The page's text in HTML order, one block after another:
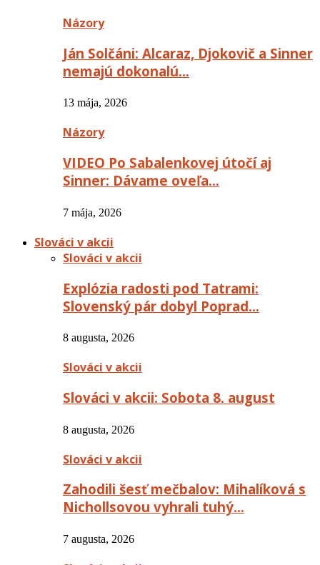
Názory
Ján Solčáni: Alcaraz, Djokovič a Sinner
nemajú dokonalú…
13 mája, 2026
Názory
VIDEO Po Sabalenkovej útočí aj
Sinner: Dávame oveľa…
7 mája, 2026
Slováci v akcii
Slováci v akcii
Explózia radosti pod Tatrami:
Slovenský pár dobyl Poprad…
8 augusta, 2026
Slováci v akcii
Slováci v akcii: Sobota 8. august
8 augusta, 2026
Slováci v akcii
Zahodili šesť mečbalov: Mihalíková s
Nichollsovou vyhrali tuhý…
7 augusta, 2026